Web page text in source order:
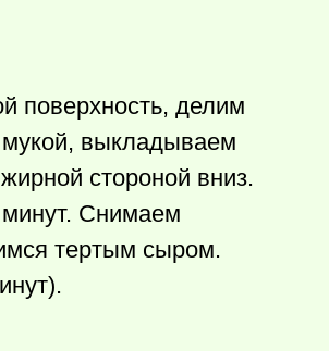
поверхность, делим
мукой, выкладываем
стороной вниз.
Снимаем
тертым сыром.